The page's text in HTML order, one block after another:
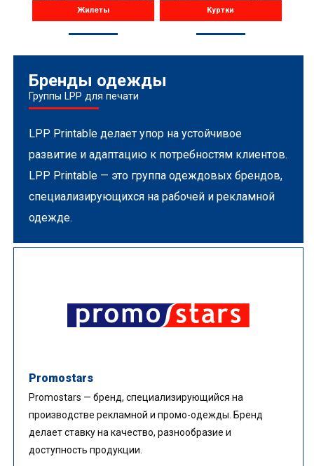
Жилеты Куртки
Бренды одежды
Группы LPP для печати
LPP Printable делает упор на устойчивое
развитие и адаптацию к потребностям клиентов.
LPP Printable — это группа одеждовых брендов,
специализирующихся на рабочей и рекламной
одежде.
Promostars
Promostars — бренд, специализирующийся на
производстве рекламной и промо-одежды. Бренд
делает ставку на качество, разнообразие и
доступность продукции.